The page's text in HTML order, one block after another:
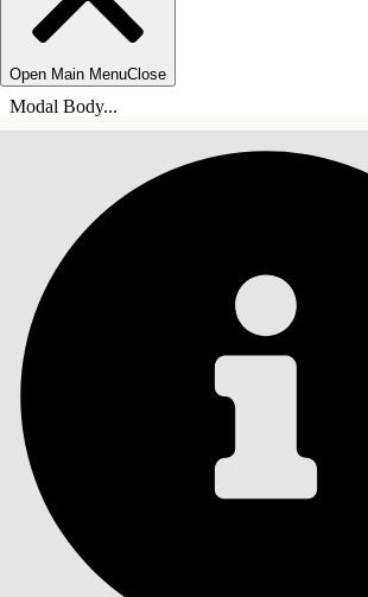
Open Main MenuClose
Modal Body...
СОДЕРЖАНИЕ